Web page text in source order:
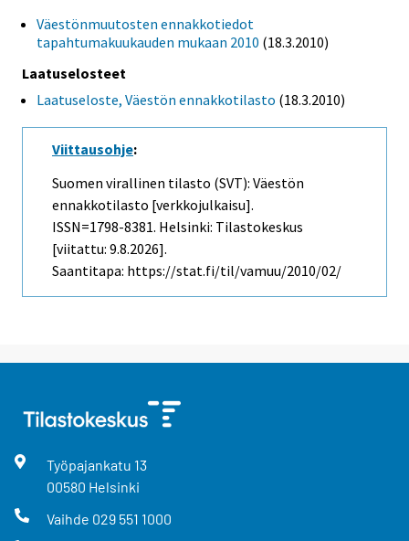
Väestönmuutosten ennakkotiedot
tapahtumakuukauden mukaan 2010 (18.3.2010)
Laatuselosteet
Laatuseloste, Väestön ennakkotilasto (18.3.2010)
Viittausohje:
Suomen virallinen tilasto (SVT): Väestön
ennakkotilasto [verkkojulkaisu].
ISSN=1798-8381. Helsinki: Tilastokeskus
[viitattu: 9.8.2026].
Saantitapa: https://stat.fi/til/vamuu/2010/02/
Työpajankatu 13
00580 Helsinki
Vaihde 029 551 1000